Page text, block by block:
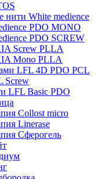
White medience
PDO MONO
PDO SCREW
Screw PLLA
Mono PLLA
LFL 4D PDO PCL
Screw
LFL Basic PDO
Collost micro
Linerase
Сферогель